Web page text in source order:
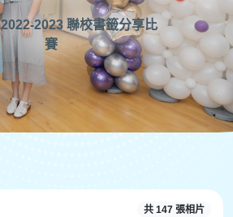
2022-2023 聯校書籤分享比
賽
共 147 張相片